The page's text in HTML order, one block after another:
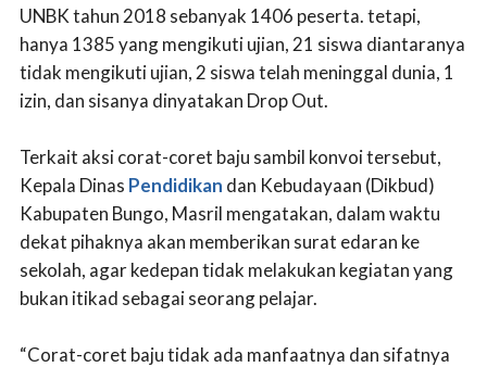
UNBK tahun 2018 sebanyak 1406 peserta. tetapi,
hanya 1385 yang mengikuti ujian, 21 siswa diantaranya
tidak mengikuti ujian, 2 siswa telah meninggal dunia, 1
izin, dan sisanya dinyatakan Drop Out.
Terkait aksi corat-coret baju sambil konvoi tersebut,
Kepala Dinas Pendidikan dan Kebudayaan (Dikbud)
Kabupaten Bungo, Masril mengatakan, dalam waktu
dekat pihaknya akan memberikan surat edaran ke
sekolah, agar kedepan tidak melakukan kegiatan yang
bukan itikad sebagai seorang pelajar.
“Corat-coret baju tidak ada manfaatnya dan sifatnya